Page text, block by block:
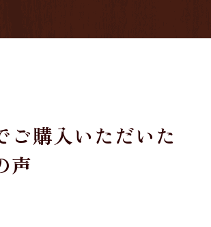
ご購入いただいた
声